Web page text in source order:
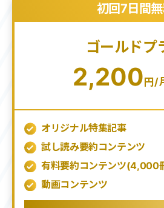
初回7日間
ゴールドプ
2,200円/
オリジナル特集記事
試し読み要約コンテンツ
有料要約コンテンツ(4,000
動画コンテンツ